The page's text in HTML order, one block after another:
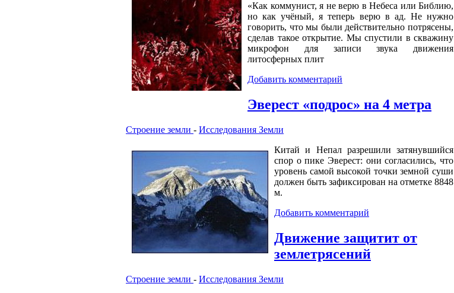
«Как коммунист, я не верю в Небеса или Библию,
но как учёный, я теперь верю в ад. Не нужно
говорить, что мы были действительно потрясены,
сделав такое открытие. Мы спустили в скважину
микрофон для записи звука движения
литосферных плит
Добавить комментарий
Эверест «подрос» на 4 метра
Строение земли - Исследования Земли
Китай и Непал разрешили затянувшийся
спор о пике Эверест: они согласились, что
уровень самой высокой точки земной суши
должен быть зафиксирован на отметке 8848
м.
Добавить комментарий
Движение защитит от
землетрясений
Строение земли - Исследования Земли